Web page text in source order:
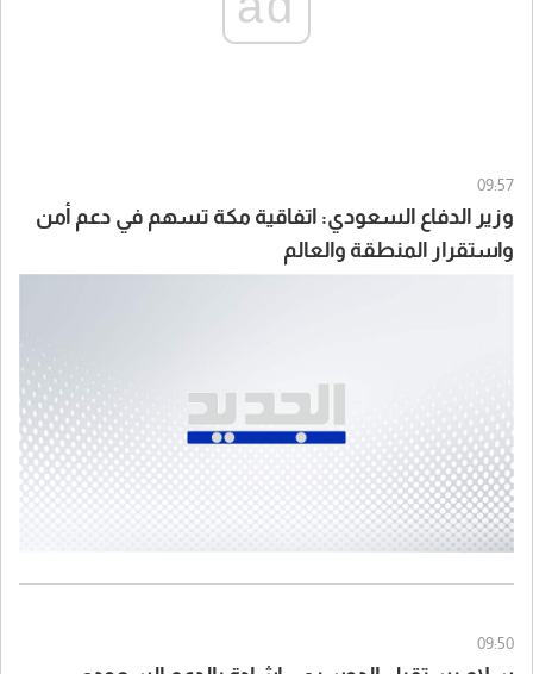
09:57
وزير الدفاع السعودي: اتفاقية مكة تسهم في دعم أمن
واستقرار المنطقة والعالم
09:50